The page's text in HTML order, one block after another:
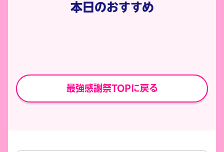
本日のおすすめ
最強感謝祭TOPに戻る